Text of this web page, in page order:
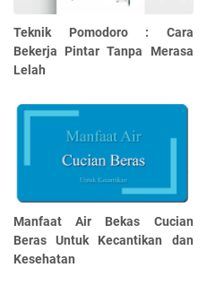
Teknik Pomodoro : Cara
Bekerja Pintar Tanpa Merasa
Lelah
Manfaat Air Bekas Cucian
Beras Untuk Kecantikan dan
Kesehatan